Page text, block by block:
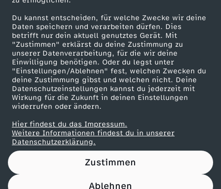
Du kannst entscheiden, für welche Zwecke wir deine
Daten speichern und verarbeiten dürfen. Dies
betrifft nur dein aktuell genutztes Gerät. Mit
"Zustimmen" erklärst du deine Zustimmung zu
unserer Datenverarbeitung, für die wir deine
Einwilligung benötigen. Oder du legst unter
"Einstellungen/Ablehnen" fest, welchen Zwecken du
deine Zustimmung gibst und welchen nicht. Deine
Datenschutzeinstellungen kannst du jederzeit mit
Wirkung für die Zukunft in deinen Einstellungen
widerrufen oder ändern.
Hier findest du das Impressum.
Weitere Informationen findest du in unserer
Datenschutzerklärung.
Zustimmen
Ablehnen
i
c
h
t
e
(
n
)
k
u
m
e
n
t
a
t
ZDF goes Schule
Werbefernsehen
Mainzelmännchen
Partner